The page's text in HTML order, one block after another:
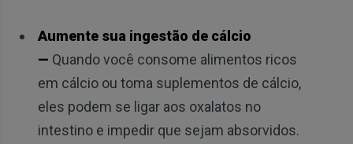
Aumente sua ingestão de cálcio
— Quando você consome alimentos ricos
em cálcio ou toma suplementos de cálcio,
eles podem se ligar aos oxalatos no
intestino e impedir que sejam absorvidos.